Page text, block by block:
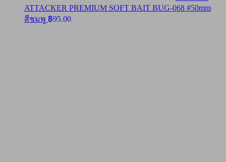
ATTACKER PREMIUM SOFT BAIT BUG-068 #50mm
สีชมพู ฿95.00